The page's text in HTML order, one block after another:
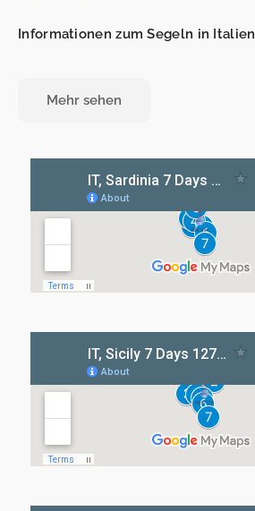
Informationen zum Segeln in Italien
Mehr sehen